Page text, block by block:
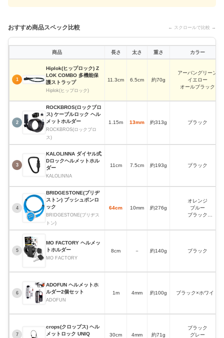
おすすめ商品スペック比較 ← スクロールで比較 →
商品 長さ 太さ 重さ カラー
1
Hiplok(ヒップロック) Z
LOK COMBO 多機能保
護ストラップ
Hiplok(ヒップロック)
11.3cm 6.5cm 約70g
アーバングリーン
イエロー
オールブラック
ティール
2
ROCKBROS(ロックブロ
ス) ケーブルロック ヘル
メットホルダー
ROCKBROS(ロックブロ
ス)
1.15m 13mm 約313g ブラック
3
KALOLINNA ダイヤル式
Dロックヘルメットホル
ダー
KALOLINNA
11cm 7.5cm 約193g ブラック
4
BRIDGESTONE(ブリヂ
ストン) プッシュポンロ
ック
BRIDGESTONE(ブリヂス
トン)
64cm 10mm 約276g
オレンジ
ブルー
ブラック
5
MO FACTORY ヘルメッ
トホルダー
MO FACTORY
8cm － 約140g ブラック
6
ADOFUN ヘルメットホ
ルダー2個セット
ADOFUN
1m 4mm 約100g ブラック×ホワイト
7
crops(クロップス) ヘル
メットロック UNIQ
30cm 4mm 約71g
ブラック
グレー